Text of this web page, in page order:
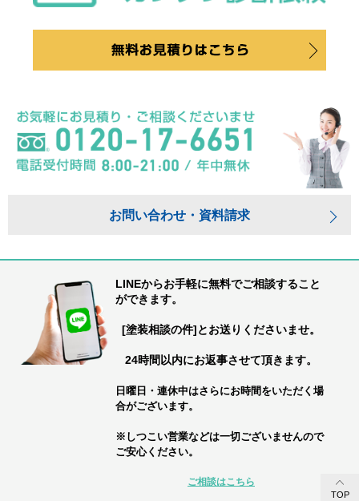
お問い合わせ・資料請求
LINEからお手軽に無料でご相談すること
ができます。
[塗装相談の件]とお送りくださいませ。
24時間以内にお返事させて頂きます。
日曜日・連休中はさらにお時間をいただく場
合がございます。
※しつこい営業などは一切ございませんので
ご安心ください。
ご相談はこちら
TOP